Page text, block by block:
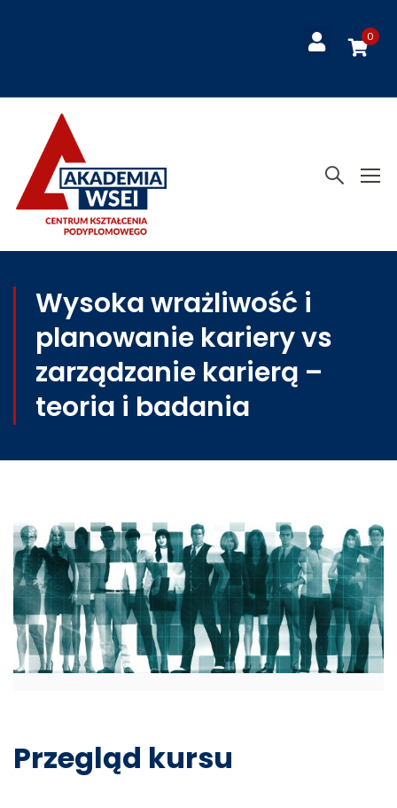
0
Wysoka wrażliwość i
planowanie kariery vs
zarządzanie karierą –
teoria i badania
Przegląd kursu